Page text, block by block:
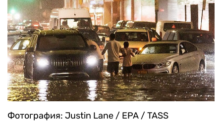
Фотография: Justin Lane / EPA / TASS